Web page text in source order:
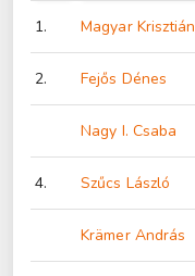
1.
Magyar Krisztián
2. Fejős Dénes
Nagy I. Csaba
4. Szűcs László
Krämer András